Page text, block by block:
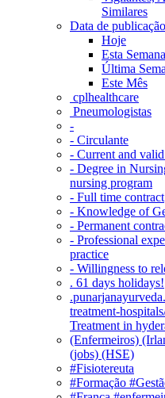
Similares
Data de publicação
Hoje
Esta Semana
Última
Este Mês
‎ cplhealthcare‬
Pneumologistas
-
- Circulante
- Current and
- Degree in
nursing program
- Full time contract
- Knowledge of
- Permanent
- Professional
practice
- Willingness to
. 61 days holidays!
treatment-
Treatment in
(Enfermeiros)
(jobs) (HSE)
#Fisiotereuta
#Formação